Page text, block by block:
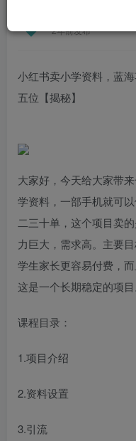
2年前发布
小红书卖小学资料，蓝
五位【揭秘】
大家好，今天给大家带
学资料，一部手机就可
二三十单，这个项目卖
力巨大，需求高。主要
学生家长更容易付费，
这是一个长期稳定的项目
课程目录：
1.项目介绍
2.资料设置
3.引流